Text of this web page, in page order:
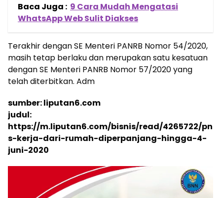
Baca Juga : 9 Cara Mudah Mengatasi
WhatsApp Web Sulit Diakses
Terakhir dengan SE Menteri PANRB Nomor 54/2020,
masih tetap berlaku dan merupakan satu kesatuan
dengan SE Menteri PANRB Nomor 57/2020 yang
telah diterbitkan. Adm
sumber: liputan6.com
judul:
https://m.liputan6.com/bisnis/read/4265722/pn
s-kerja-dari-rumah-diperpanjang-hingga-4-
juni-2020